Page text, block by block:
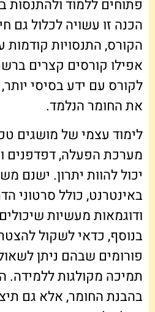
פתוחים ללמוד ולהתנסות
הכנה זו עשויה לכלול גם
הקורס, התנסויות
אפילו קורסים קצרים
לקורס עם ידע בסיסי
את החומר הנלמד.
לימוד עצמי של מושגים
מערכת הפעלה, דפדפנים
יכול להוות יתרון. ישנם
באינטרנט, כולל סרטוני
ודוגמאות מעשיות
בנוסף, כדאי לשקול
פורומים שבהם ניתן
תמיכה מקולגות ללמידה.
בהבנת החומר, אלא גם